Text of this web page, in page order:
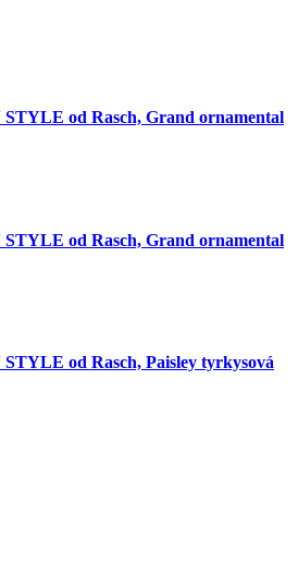
od Rasch, Grand ornamental
od Rasch, Grand ornamental
od Rasch, Paisley tyrkysová